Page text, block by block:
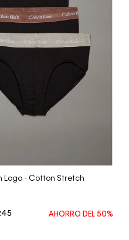
Logo - Cotton Stretch
AHORRO DEL 50%